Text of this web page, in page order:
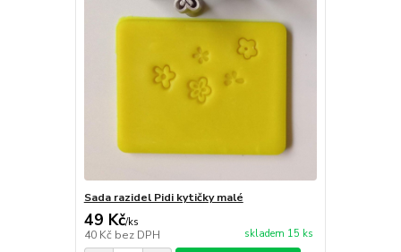
Sada razidel Pidi kytičky malé
49 Kč/ks
40 Kč bez DPH skladem 15 ks